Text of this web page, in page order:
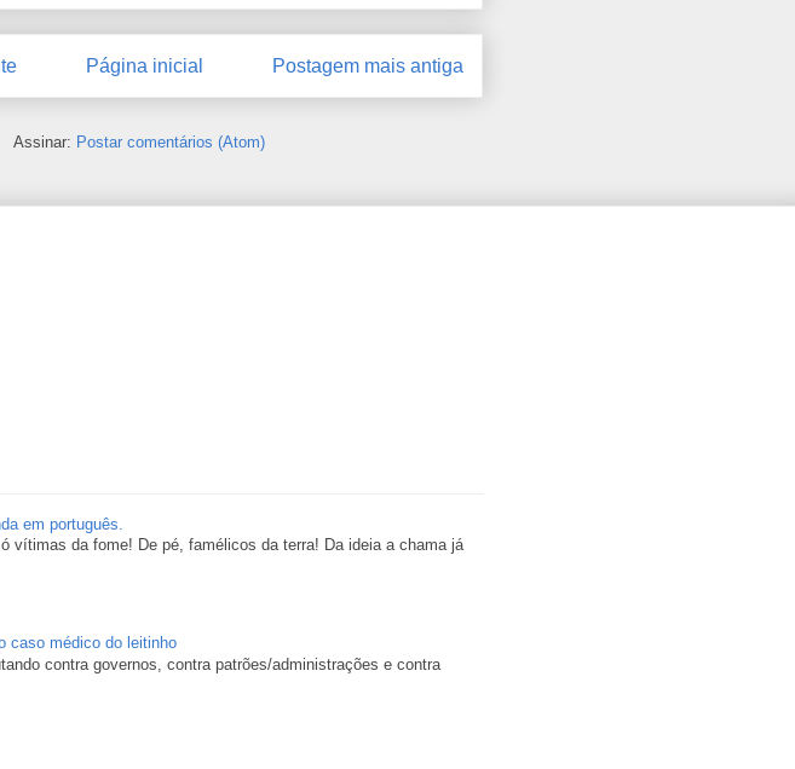
Postagem mais antiga
Página inicial
Assinar: Postar comentários (Atom)
em português.
vítimas da fome! De pé, famélicos da terra! Da ideia a chama já
caso médico do leitinho
contra governos, contra patrões/administrações e contra